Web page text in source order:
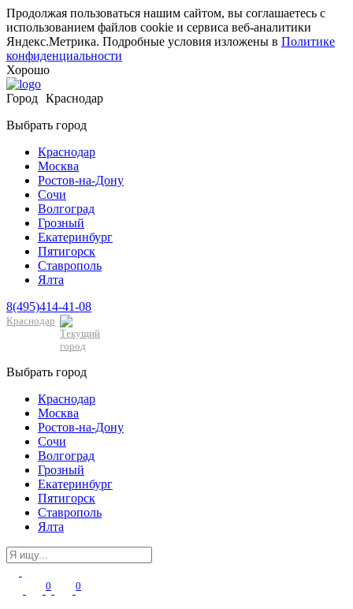
Продолжая пользоваться нашим сайтом, вы соглашаетесь с
использованием файлов cookie и сервиса веб-аналитики
Яндекс.Метрика. Подробные условия изложены в Политике
конфиденциальности
Хорошо
Город Краснодар
Выбрать город
Краснодар
Москва
Ростов-на-Дону
Сочи
Волгоград
Грозный
Екатеринбург
Пятигорск
Ставрополь
Ялта
8(495)414-41-08
Краснодар
Выбрать город
Краснодар
Москва
Ростов-на-Дону
Сочи
Волгоград
Грозный
Екатеринбург
Пятигорск
Ставрополь
Ялта
0 0